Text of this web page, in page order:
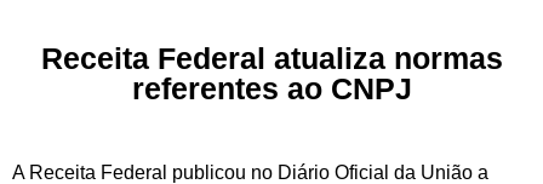
Receita Federal atualiza normas
referentes ao CNPJ
A Receita Federal publicou no Diário Oficial da União a